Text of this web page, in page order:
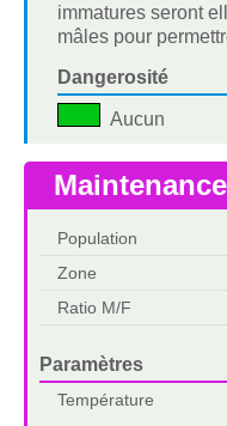
immatures seront
mâles pour
Dangerosité
Aucun
Maintenance
Population
Zone
Ratio M/F
Paramètres
Température